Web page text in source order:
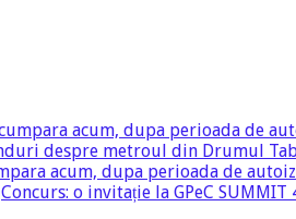
acum, dupa perioada de
despre metroul din Drumul
acum, dupa perioada de
Concurs: o invitație la GPeC